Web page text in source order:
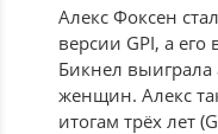
Алекс Фоксен
версии GPI, а
Бикнел
женщин. Алекс
итогам трёх лет